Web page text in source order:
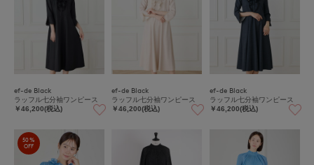
ef-de Black
ラッフル七分袖ワンピース
￥46,200(税込)
ef-de Black
ラッフル七分袖ワンピース
￥46,200(税込)
ef-de Black
ラッフル七分袖ワンピース
￥46,200(税込)
50%
OFF